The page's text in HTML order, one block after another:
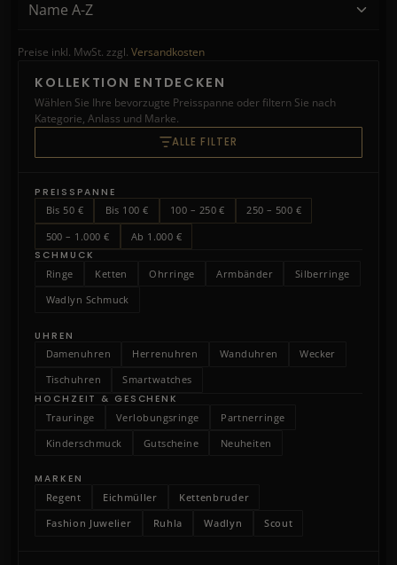
Preise inkl. MwSt. zzgl. Versandkosten
KOLLEKTION ENTDECKEN
Wählen Sie Ihre bevorzugte Preisspanne oder filtern Sie nach
Kategorie, Anlass und Marke.
ALLE FILTER
PREISSPANNE
Bis 50 €
Bis 100 € 100 – 250 €
250 – 500 €
500 – 1.000 €
Ab 1.000 €
SCHMUCK
Ringe
Ketten Ohrringe Armbänder
Silberringe
Wadlyn Schmuck
UHREN
Damenuhren
Herrenuhren Wanduhren
Wecker
Tischuhren
Smartwatches
HOCHZEIT & GESCHENK
Trauringe
Verlobungsringe
Partnerringe
Kinderschmuck
Gutscheine Neuheiten
MARKEN
Regent
Eichmüller
Kettenbruder
Fashion Juwelier
Ruhla Wadlyn Scout